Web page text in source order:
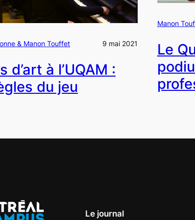
& Manon Touffet 9 mai 2021
d’art à l’UQAM :
du jeu
Manon
Le
Le journal